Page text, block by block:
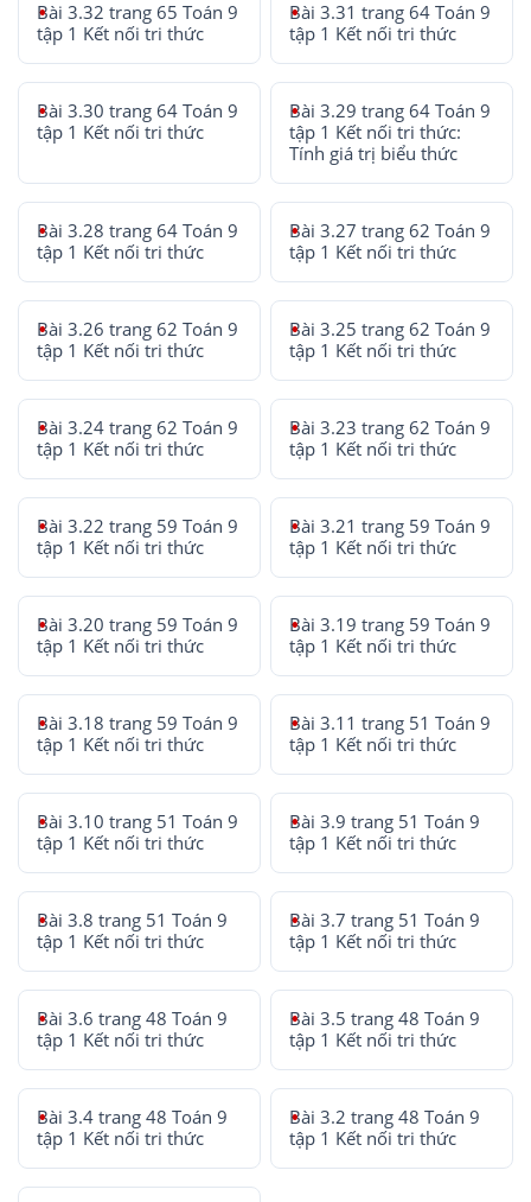
Bài 3.32 trang 65 Toán 9
tập 1 Kết nối tri thức
Bài 3.31 trang 64 Toán 9
tập 1 Kết nối tri thức
Bài 3.30 trang 64 Toán 9
tập 1 Kết nối tri thức
Bài 3.29 trang 64 Toán 9
tập 1 Kết nối tri thức:
Tính giá trị biểu thức
Bài 3.28 trang 64 Toán 9
tập 1 Kết nối tri thức
Bài 3.27 trang 62 Toán 9
tập 1 Kết nối tri thức
Bài 3.26 trang 62 Toán 9
tập 1 Kết nối tri thức
Bài 3.25 trang 62 Toán 9
tập 1 Kết nối tri thức
Bài 3.24 trang 62 Toán 9
tập 1 Kết nối tri thức
Bài 3.23 trang 62 Toán 9
tập 1 Kết nối tri thức
Bài 3.22 trang 59 Toán 9
tập 1 Kết nối tri thức
Bài 3.21 trang 59 Toán 9
tập 1 Kết nối tri thức
Bài 3.20 trang 59 Toán 9
tập 1 Kết nối tri thức
Bài 3.19 trang 59 Toán 9
tập 1 Kết nối tri thức
Bài 3.18 trang 59 Toán 9
tập 1 Kết nối tri thức
Bài 3.11 trang 51 Toán 9
tập 1 Kết nối tri thức
Bài 3.10 trang 51 Toán 9
tập 1 Kết nối tri thức
Bài 3.9 trang 51 Toán 9
tập 1 Kết nối tri thức
Bài 3.8 trang 51 Toán 9
tập 1 Kết nối tri thức
Bài 3.7 trang 51 Toán 9
tập 1 Kết nối tri thức
Bài 3.6 trang 48 Toán 9
tập 1 Kết nối tri thức
Bài 3.5 trang 48 Toán 9
tập 1 Kết nối tri thức
Bài 3.4 trang 48 Toán 9
tập 1 Kết nối tri thức
Bài 3.2 trang 48 Toán 9
tập 1 Kết nối tri thức